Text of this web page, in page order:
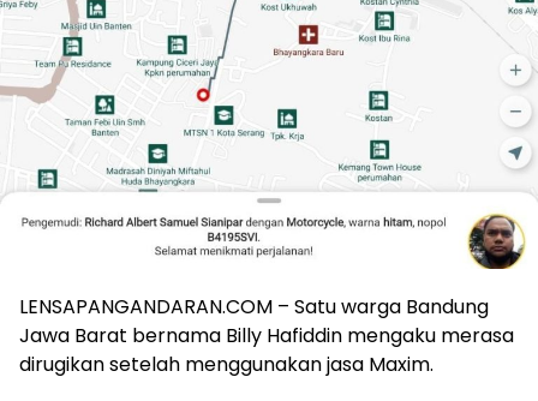
LENSAPANGANDARAN.COM – Satu warga Bandung
Jawa Barat bernama Billy Hafiddin mengaku merasa
dirugikan setelah menggunakan jasa Maxim.